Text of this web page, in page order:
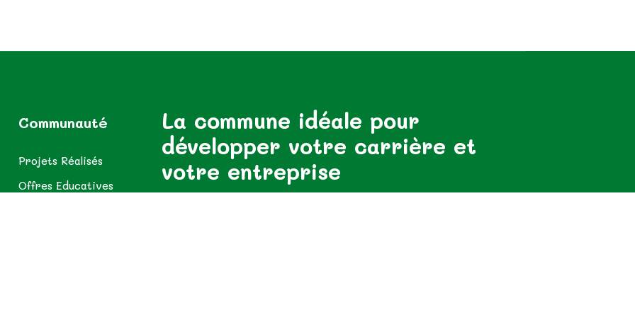
Communauté
Projets Réalisés
Offres Educatives
La commune idéale pour
développer votre carrière et
votre entreprise